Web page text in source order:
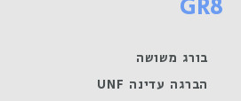
פלדה
GR8
בורג משושה
הברגה עדינה UNF